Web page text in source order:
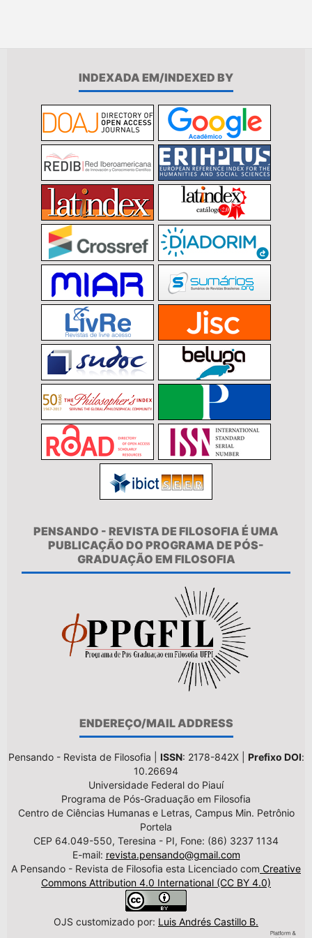
INDEXADA EM/INDEXED BY
PENSANDO - REVISTA DE FILOSOFIA É UMA
PUBLICAÇÃO DO PROGRAMA DE PÓS-
GRADUAÇÃO EM FILOSOFIA
ENDEREÇO/MAIL ADDRESS
Pensando - Revista de Filosofia | ISSN: 2178-842X | Prefixo DOI:
10.26694
Universidade Federal do Piauí
Programa de Pós-Graduação em Filosofia
Centro de Ciências Humanas e Letras, Campus Min. Petrônio
Portela
CEP 64.049-550, Teresina - PI, Fone: (86) 3237 1134
E-mail: revista.pensando@gmail.com
A Pensando - Revista de Filosofia esta Licenciado com Creative
Commons Attribution 4.0 International (CC BY 4.0)
OJS customizado por: Luis Andrés Castillo B.